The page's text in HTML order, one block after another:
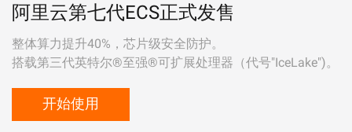
阿里云第七代ECS正式发售
整体算力提升40%，芯片级安全防护。
搭载第三代英特尔®至强®可扩展处理器（代号"IceLake")。
开始使用